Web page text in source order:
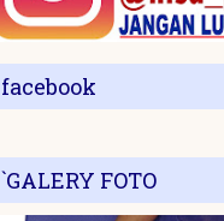
facebook
`GALERY FOTO